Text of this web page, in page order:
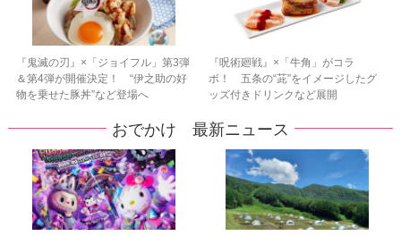
『鬼滅の刃』×「ジョイフル」第3弾
＆第4弾が開催決定！ “伊之助の好
物を乗せた豚丼”など登場へ
『呪術廻戦』×「牛角」がコラ
ボ！ 五条の“茈”をイメージしたグ
ッズ付きドリンクなど展開
おでかけ 最新ニュース